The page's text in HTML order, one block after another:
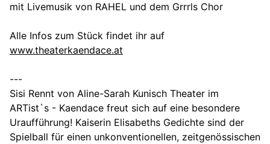
mit Livemusik von RAHEL und dem Grrrls Chor
Alle Infos zum Stück findet ihr auf
www.theaterkaendace.at
---
Sisi Rennt von Aline-Sarah Kunisch Theater im
ARTist`s - Kaendace freut sich auf eine besondere
Uraufführung! Kaiserin Elisabeths Gedichte sind der
Spielball für einen unkonventionellen, zeitgenössischen